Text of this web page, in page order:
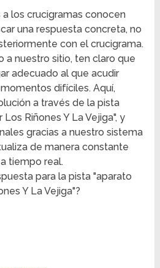
los crucigramas conocen
una respuesta concreta, no
con el crucigrama.
a nuestro sitio, ten claro que
adecuado al que acudir
difíciles. Aquí,
a través de la pista
Riñones Y La Vejiga", y
gracias a nuestro sistema
de manera constante
tiempo real.
para la pista "aparato
Y La Vejiga"?